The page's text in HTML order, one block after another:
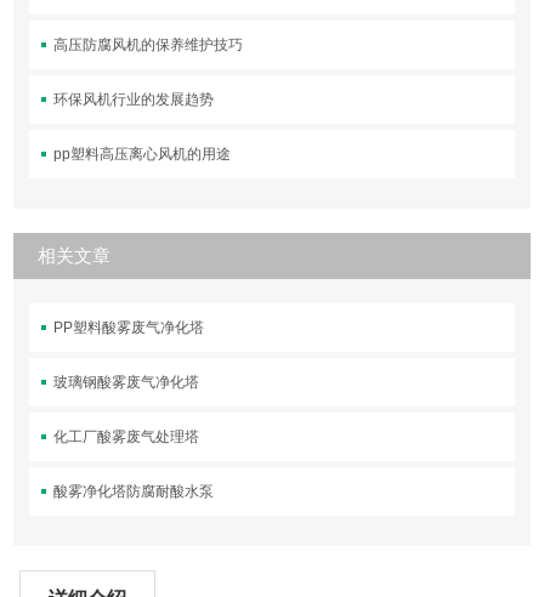
高压防腐风机的保养维护技巧
环保风机行业的发展趋势
pp塑料高压离心风机的用途
相关文章
PP塑料酸雾废气净化塔
玻璃钢酸雾废气净化塔
化工厂酸雾废气处理塔
酸雾净化塔防腐耐酸水泵